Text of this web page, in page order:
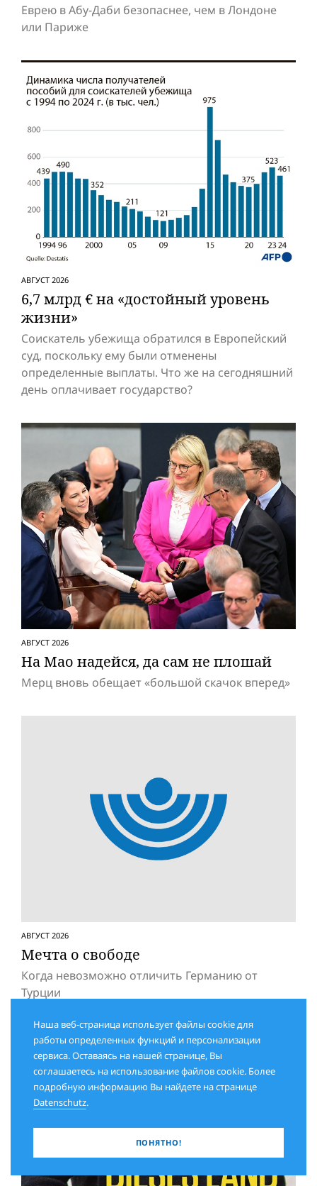
Еврею в Абу-Даби безопаснее, чем в Лондоне
или Париже
АВГУСТ 2026
6,7 млрд € на «достойный уровень
жизни»
Соискатель убежища обратился в Европейский
суд, поскольку ему были отменены
определенные выплаты. Что же на сегодняшний
день оплачивает государство?
АВГУСТ 2026
На Мао надейся, да сам не плошай
Мерц вновь обещает «большой скачок вперед»
АВГУСТ 2026
Мечта о свободе
Когда невозможно отличить Германию от
Турции
Наша веб-страница использует файлы cookie для
работы определенных функций и персонализации
сервиса. Оставаясь на нашей странице, Вы
соглашаетесь на использование файлов cookie. Более
подробную информацию Вы найдете на странице
Datenschutz.
ПОНЯТНО!